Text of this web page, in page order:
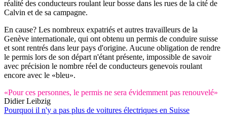
réalité des conducteurs roulant leur bosse dans les rues de la cité de
Calvin et de sa campagne.
En cause? Les nombreux expatriés et autres travailleurs de la
Genève internationale, qui ont obtenu un permis de conduire suisse
et sont rentrés dans leur pays d'origine. Aucune obligation de rendre
le permis lors de son départ n'étant présente, impossible de savoir
avec précision le nombre réel de conducteurs genevois roulant
encore avec le «bleu».
«Pour ces personnes, le permis ne sera évidemment pas renouvelé»
Didier Leibzig
Pourquoi il n'y a pas plus de voitures électriques en Suisse